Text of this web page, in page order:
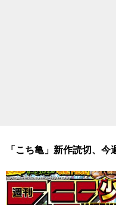
「こち亀」新作読切、今